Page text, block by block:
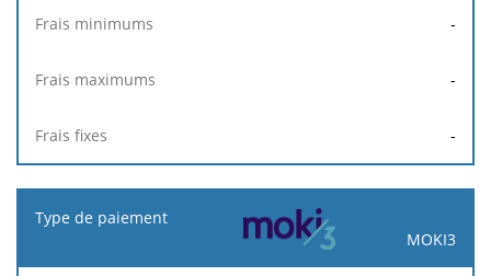
-
-
-
MOKI3